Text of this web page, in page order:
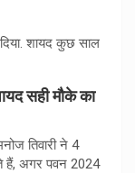
शायद कुछ साल
सही मौके का
तिवारी ने 4
हैं, अगर पवन 2024